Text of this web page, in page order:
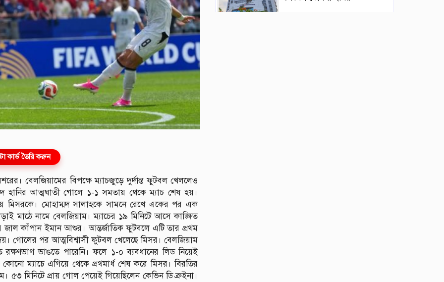
কার্ড তৈরি করুন
বেলজিয়ামের বিপক্ষে ম্যাচজুড়ে দুর্দান্ত ফুটবল খেললেও
হানির আত্মঘাতী গোলে ১-১ সমতায় থেকে ম্যাচ শেষ হয়।
মিসরকে। মোহাম্মদ সালাহকে সামনে রেখে একের পর এক
মাঠে নামে বেলজিয়াম। ম্যাচের ১৯ মিনিটে আসে কাঙ্ক্ষিত
জাল কাঁপান ইমান আশুর। আন্তর্জাতিক ফুটবলে এটি তার প্রথম
গোলের পর আত্মবিশ্বাসী ফুটবল খেলেছে মিসর। বেলজিয়াম
ভাঙতে পারেনি। ফলে ১-০ ব্যবধানের লিড নিয়েই
ম্যাচে এগিয়ে থেকে প্রথমার্ধ শেষ করে মিসর। বিরতির
মিনিটে প্রায় গোল পেয়েই গিয়েছিলেন কেভিন ডি ব্রুইনা।